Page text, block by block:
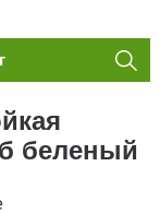
беленый